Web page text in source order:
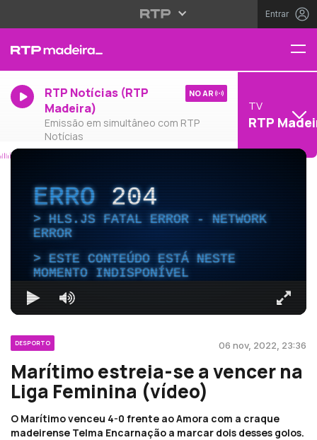
Entrar
RTP Notícias (RTP
Madeira)
Emissão em simultâneo com RTP
Notícias
NO AR
TV
RTP
ERRO204
HLS.JS FATAL ERROR - NETWORK
ERROR
ESTE CONTEÚDO ESTÁ NESTE
MOMENTO INDISPONÍVEL
DESPORTO 06 nov, 2022, 23:36
Marítimo estreia-se a vencer na
Liga Feminina (vídeo)
O Marítimo venceu 4-0 frente ao Amora com a craque
madeirense Telma Encarnação a marcar dois desses golos.